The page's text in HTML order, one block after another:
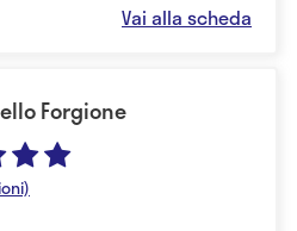
Vai alla scheda
Forgione